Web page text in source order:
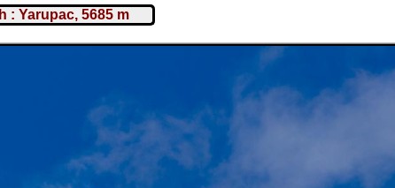
: Yarupac, 5685 m